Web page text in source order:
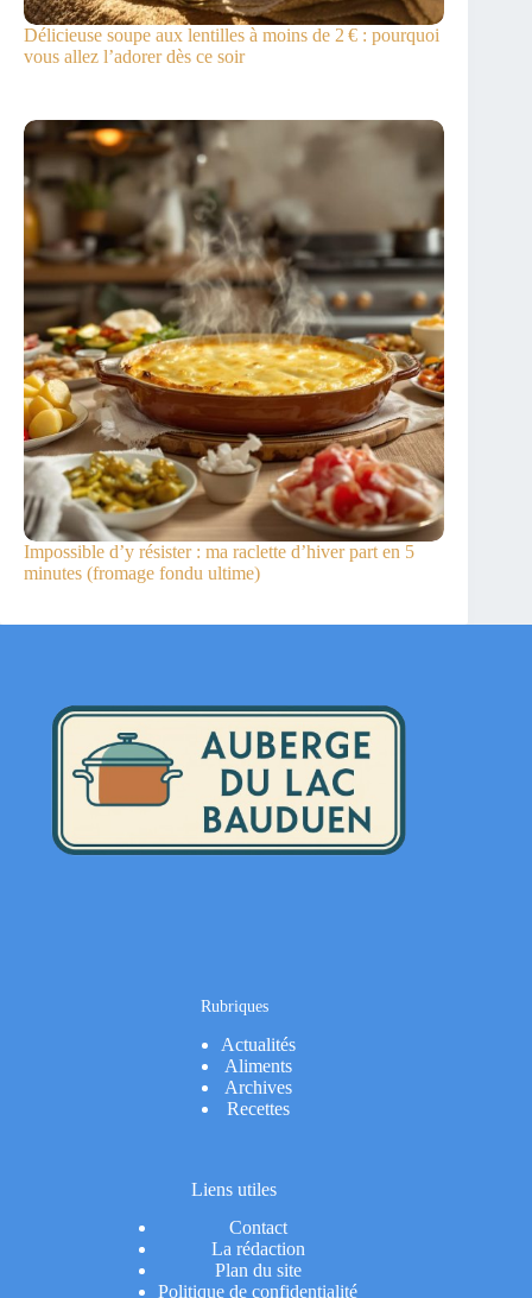
Délicieuse soupe aux lentilles à moins de 2 € : pourquoi
vous allez l’adorer dès ce soir
Impossible d’y résister : ma raclette d’hiver part en 5
minutes (fromage fondu ultime)
Rubriques
Actualités
Aliments
Archives
Recettes
Liens utiles
Contact
La rédaction
Plan du site
Politique de confidentialité